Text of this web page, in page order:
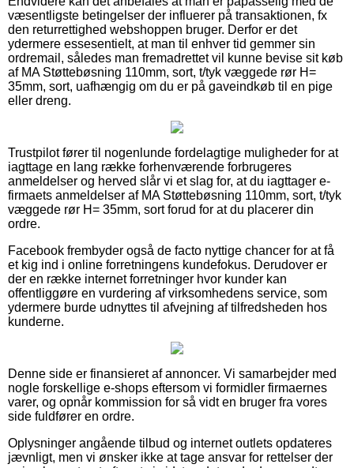
væsentligste betingelser der influerer på transaktionen, fx
den returrettighed webshoppen bruger. Derfor er det
ydermere essesentielt, at man til enhver tid gemmer sin
ordremail, således man fremadrettet vil kunne bevise sit køb
af MA Støttebøsning 110mm, sort, t/tyk væggede rør H=
35mm, sort, uafhængig om du er på gaveindkøb til en pige
eller dreng.
Trustpilot fører til nogenlunde fordelagtige muligheder for at
iagttage en lang række forhenværende forbrugeres
anmeldelser og herved slår vi et slag for, at du iagttager e-
firmaets anmeldelser af MA Støttebøsning 110mm, sort, t/tyk
væggede rør H= 35mm, sort forud for at du placerer din
ordre.
Facebook frembyder også de facto nyttige chancer for at få
et kig ind i online forretningens kundefokus. Derudover er
der en række internet forretninger hvor kunder kan
offentliggøre en vurdering af virksomhedens service, som
ydermere burde udnyttes til afvejning af tilfredsheden hos
kunderne.
Denne side er finansieret af annoncer. Vi samarbejder med
nogle forskellige e-shops eftersom vi formidler firmaernes
varer, og opnår kommission for så vidt en bruger fra vores
side fuldfører en ordre.
Oplysninger angående tilbud og internet outlets opdateres
jævnligt, men vi ønsker ikke at tage ansvar for rettelser der